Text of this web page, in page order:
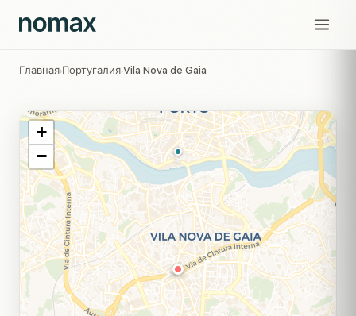
Главная›Португалия›Vila Nova de Gaia
+
−